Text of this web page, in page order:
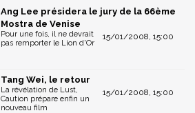
Ang Lee présidera le jury de la 66ème
Mostra de Venise
15/01/2008, 15:00
Pour une fois, il ne devrait
pas remporter le Lion d'Or
Tang Wei, le retour
15/01/2008, 15:00
La révélation de Lust,
Caution prépare enfin un
nouveau film